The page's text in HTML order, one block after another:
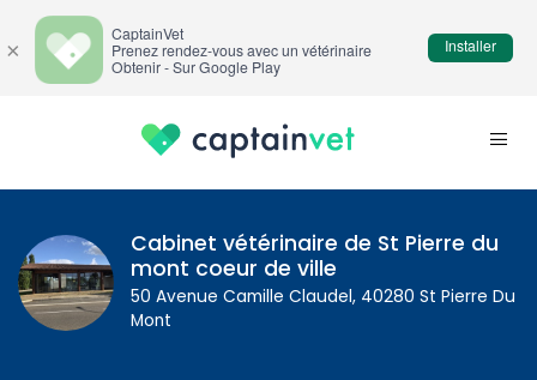
Cabinet vétérinaire de St Pierre du
mont coeur de ville
50 Avenue Camille Claudel, 40280 St Pierre Du
Mont
×
CaptainVet
Prenez rendez-vous avec un vétérinaire
Obtenir - Sur Google Play
Installer